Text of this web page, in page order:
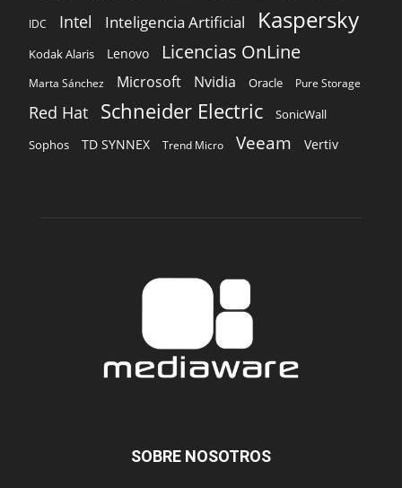
IDC Intel Inteligencia Artificial Kaspersky
Kodak Alaris Lenovo Licencias OnLine
Marta Sánchez Microsoft Nvidia Oracle Pure Storage
Red Hat Schneider Electric SonicWall
Sophos TD SYNNEX Trend Micro Veeam Vertiv
SOBRE NOSOTROS